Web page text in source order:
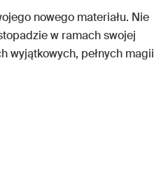
nowego materiału. Nie
w ramach swojej
wyjątkowych, pełnych magii